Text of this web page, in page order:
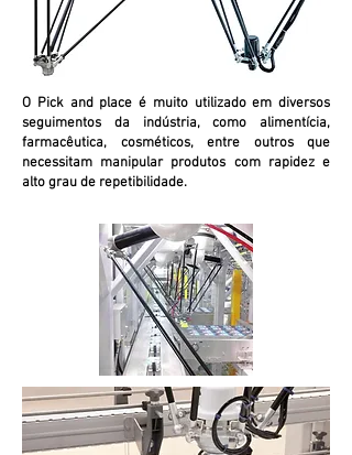
O Pick and place é muito utilizado em diversos
seguimentos da indústria, como alimentícia,
farmacêutica, cosméticos, entre outros que
necessitam manipular produtos com rapidez e
alto grau de repetibilidade.